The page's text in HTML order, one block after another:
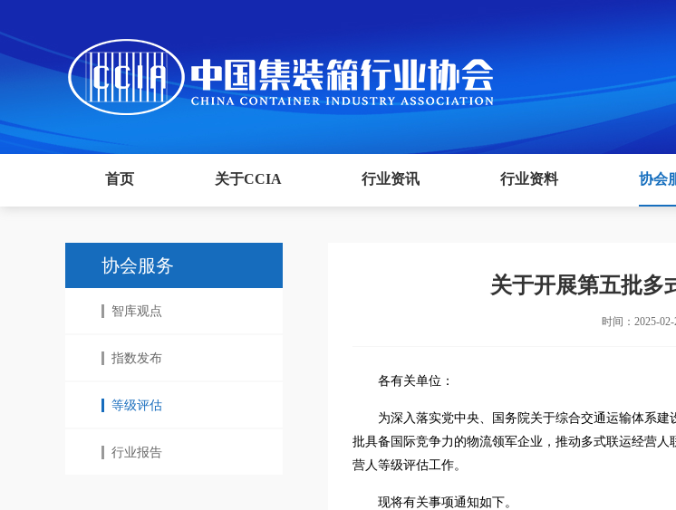
首页 关于CCIA 行业资讯 行业资料 协会
协会服务
智库观点
指数发布
等级评估
行业报告
关于开展第五批多
时间：2025-02-
各有关单位：
为深入落实党中央、国务院关于综合交通运输体系
批具备国际竞争力的物流领军企业，推动多式联运经营
营人等级评估工作。
现将有关事项通知如下。